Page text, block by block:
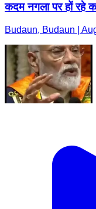
कदम नगला पर हों रहे
Budaun, Budaun |